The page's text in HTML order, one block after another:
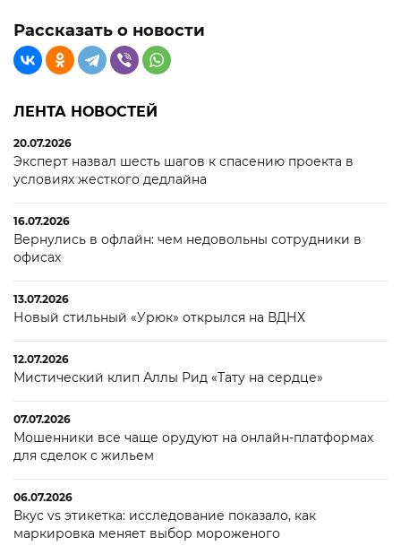
Рассказать о новости
ЛЕНТА НОВОСТЕЙ
20.07.2026
Эксперт назвал шесть шагов к спасению проекта в
условиях жесткого дедлайна
16.07.2026
Вернулись в офлайн: чем недовольны сотрудники в
офисах
13.07.2026
Новый стильный «Урюк» открылся на ВДНХ
12.07.2026
Мистический клип Аллы Рид «Тату на сердце»
07.07.2026
Мошенники все чаще орудуют на онлайн-платформах
для сделок с жильем
06.07.2026
Вкус vs этикетка: исследование показало, как
маркировка меняет выбор мороженого